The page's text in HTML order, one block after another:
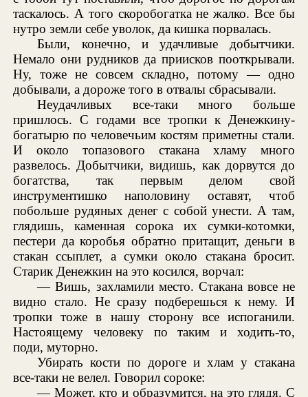
таскалось. А того скоробогатка не жалко. Все бы
нутро земли себе уволок, да кишка порвалась.
Были, конечно, и удачливые добытчики.
Немало они рудников да приисков пооткрывали.
Ну, тоже не совсем складно, потому — одно
добывали, а дороже того в отвалы сбрасывали.
Неудачливых все-таки много больше
пришлось. С годами все тропки к Денежкину-
богатырю по человечьим костям приметны стали.
И около топазового стакана хламу много
развелось. Добытчики, видишь, как дорвутся до
богатства, так первым делом свой
инструментишко наполовину оставят, чтоб
побольше рудяных денег с собой унести. А там,
глядишь, каменная сорока их сумки-котомки,
пестери да коробья обратно притащит, деньги в
стакан ссыплет, а сумки около стакана бросит.
Старик Денежкин на это косился, ворчал:
— Вишь, захламили место. Стакана вовсе не
видно стало. Не сразу подберешься к нему. И
тропки тоже в нашу сторону все испоганили.
Настоящему человеку по таким и ходить-то,
поди, муторно.
Убирать кости по дороге и хлам у стакана
все-таки не велел. Говорил сороке:
— Может, кто и образумится, на это глядя. С